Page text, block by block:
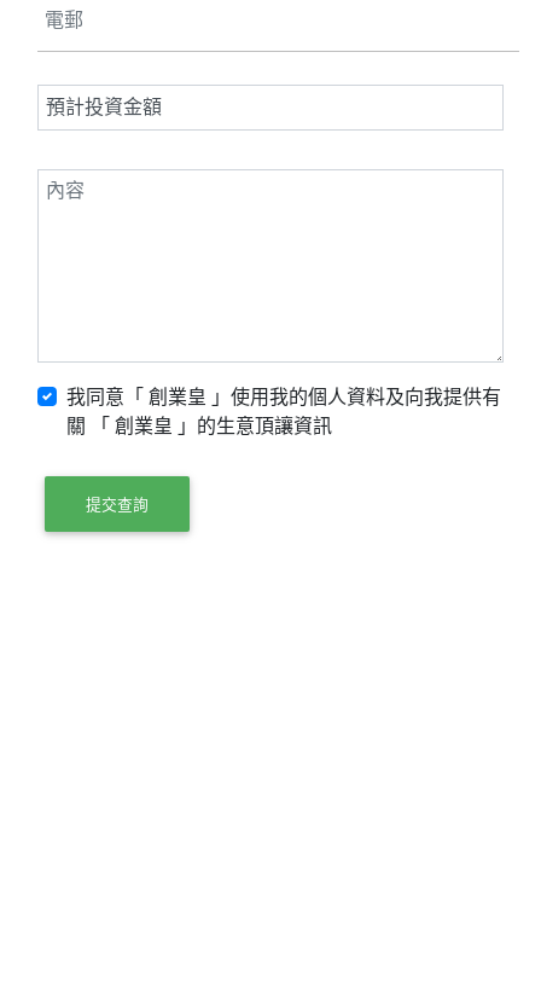
我同意「 創業皇 」使用我的個人資料及向我提供有
關 「 創業皇 」的生意頂讓資訊
提交查詢